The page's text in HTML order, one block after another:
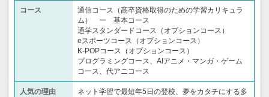
コース
通信コース（高卒資格取得のための学習カリキュラ
ム） ー 基本コース
通学スタンダードコース（オプションコース）
eスポーツコース（オプションコース）
K-POPコース（オプションコース）
プログラミングコース、AIアニメ・マンガ・ゲーム
コース、代アニコース
人気の理由
ネット学習で最短年5日の登校、夢をカタチにする多